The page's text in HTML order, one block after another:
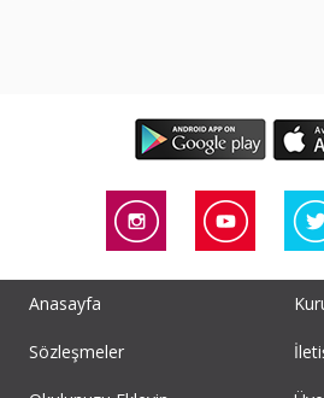
Anasayfa
Sözleşmeler